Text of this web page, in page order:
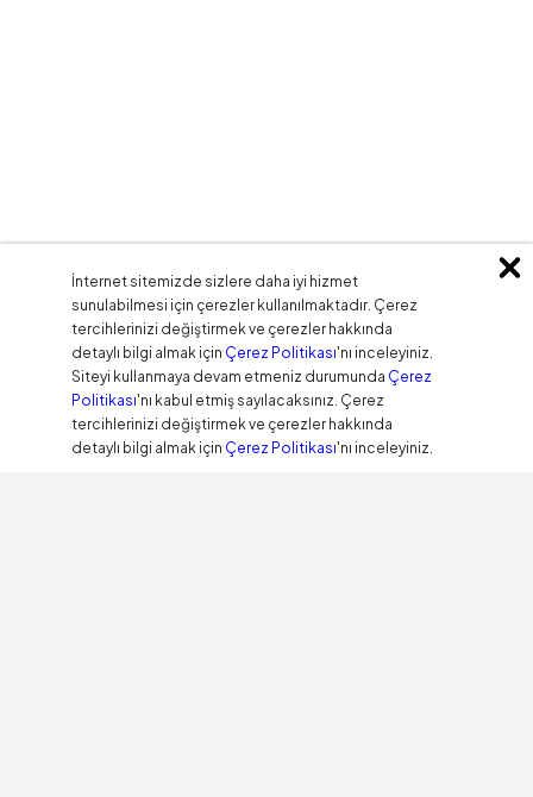
İnternet sitemizde sizlere daha iyi hizmet
sunulabilmesi için çerezler kullanılmaktadır. Çerez
tercihlerinizi değiştirmek ve çerezler hakkında
detaylı bilgi almak için Çerez Politikası'nı inceleyiniz.
Siteyi kullanmaya devam etmeniz durumunda Çerez
Politikası'nı kabul etmiş sayılacaksınız. Çerez
tercihlerinizi değiştirmek ve çerezler hakkında
detaylı bilgi almak için Çerez Politikası'nı inceleyiniz.